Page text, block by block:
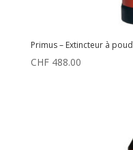
Primus – Extincteur à
CHF488.00